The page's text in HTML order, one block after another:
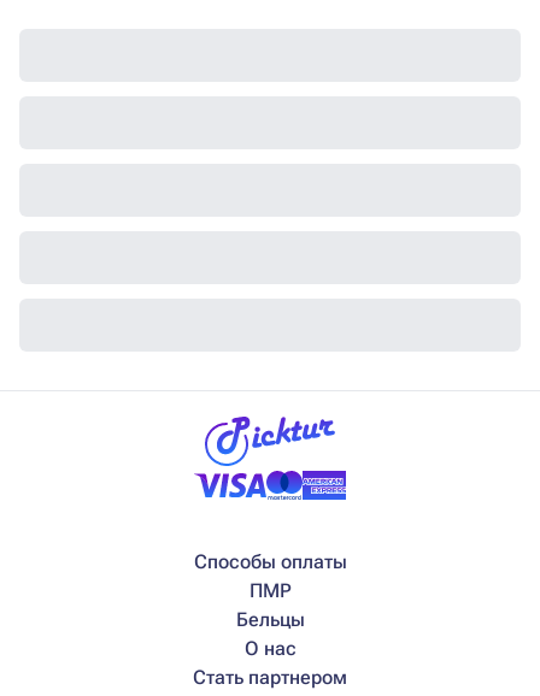
Способы оплаты
ПМР
Бельцы
О нас
Стать партнером